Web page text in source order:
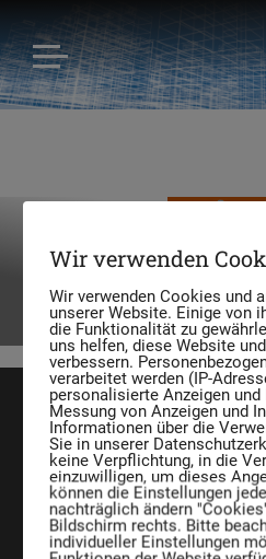
Gefahrgut-/
mobile
AE Entsorgungssysteme GmbH
Josef Sandhofer Straße 9c
A-2000 Stockerau
Austria
Wir verwenden
Wir verwenden Cookies und
unserer Website. Einige von
die Funktionalität zu
uns helfen, diese Website
verbessern.
verarbeitet werden (IP-
personalisierte Anzeigen
Messung von Anzeigen und
Informationen über die
Sie in unserer
keine Verpflichtung, in die
einzuwilligen, um dieses
können die Einstellungen
nachträglich ändern
Bildschirm rechts. Bitte
individueller Einstellungen